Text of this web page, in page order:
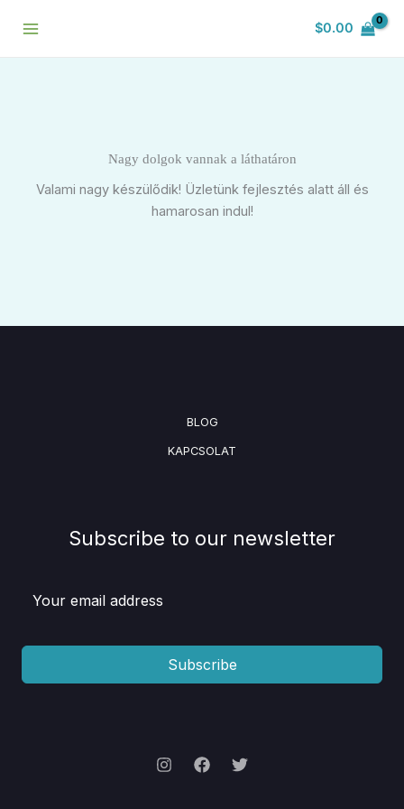
$0.00
Nagy dolgok vannak a láthatáron
Valami nagy készülődik! Üzletünk fejlesztés alatt áll és
hamarosan indul!
BLOG
KAPCSOLAT
Subscribe to our newsletter
Subscribe